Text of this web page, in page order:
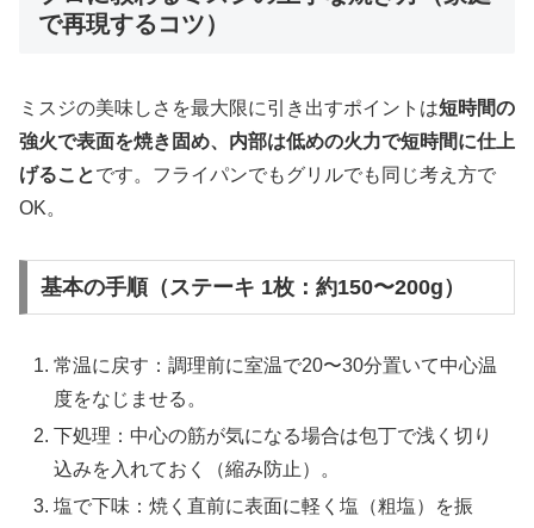
で再現するコツ）
ミスジの美味しさを最大限に引き出すポイントは短時間の
強火で表面を焼き固め、内部は低めの火力で短時間に仕上
げることです。フライパンでもグリルでも同じ考え方で
OK。
基本の手順（ステーキ 1枚：約150〜200g）
常温に戻す：調理前に室温で20〜30分置いて中心温
度をなじませる。
下処理：中心の筋が気になる場合は包丁で浅く切り
込みを入れておく（縮み防止）。
塩で下味：焼く直前に表面に軽く塩（粗塩）を振